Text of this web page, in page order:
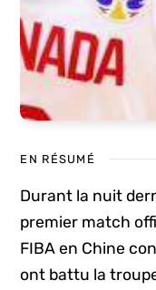
EN RÉSUMÉ
Durant la nuit
premier match
FIBA en Chine
ont battu la